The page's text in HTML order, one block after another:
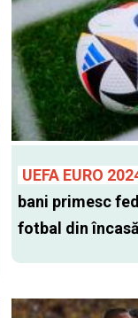
UEFA EURO
bani primesc
fotbal din